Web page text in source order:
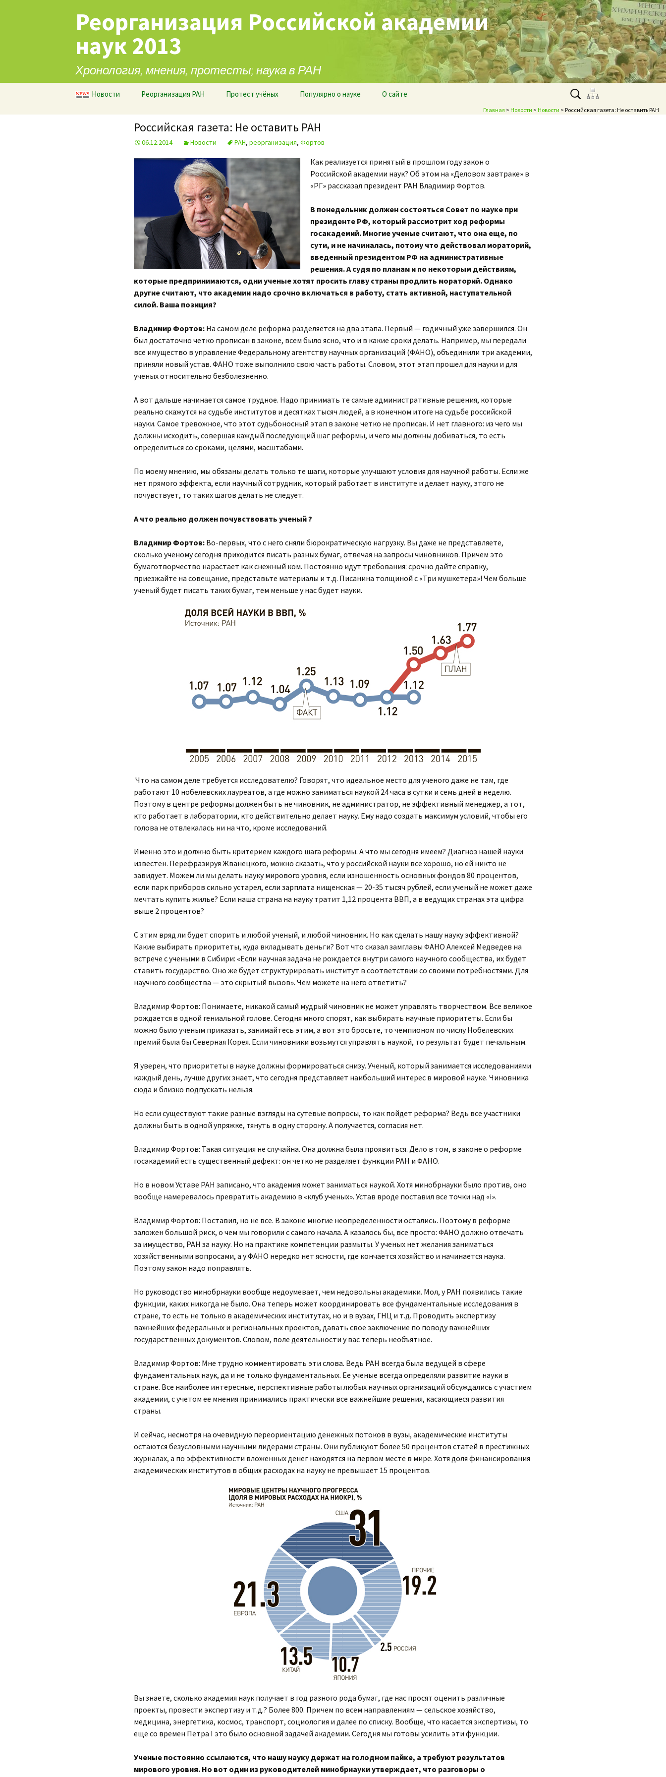
Реорганизация Российской академии
наук 2013
Хронология, мнения, протесты; наука в РАН
Перейти к содержимому
Новости Реорганизация РАН Протест учёных Популярно о науке О сайте Найти:
Главная > Новости > Новости > Российская газета: Не оставить РАН
Российская газета: Не оставить РАН
06.12.2014 Новости РАН, реорганизация, Фортов
Как реализуется принятый в прошлом году закон о
Российской академии наук? Об этом на «Деловом завтраке» в
«РГ» рассказал президент РАН Владимир Фортов.
В понедельник должен состояться Совет по науке при
президенте РФ, который рассмотрит ход реформы
госакадемий. Многие ученые считают, что она еще, по
сути, и не начиналась, потому что действовал мораторий,
введенный президентом РФ на административные
решения. А судя по планам и по некоторым действиям,
которые предпринимаются, одни ученые хотят просить главу страны продлить мораторий. Однако
другие считают, что академии надо срочно включаться в работу, стать активной, наступательной
силой. Ваша позиция?
Владимир Фортов: На самом деле реформа разделяется на два этапа. Первый — годичный уже завершился. Он
был достаточно четко прописан в законе, всем было ясно, что и в какие сроки делать. Например, мы передали
все имущество в управление Федеральному агентству научных организаций (ФАНО), объединили три академии,
приняли новый устав. ФАНО тоже выполнило свою часть работы. Словом, этот этап прошел для науки и для
ученых относительно безболезненно.
А вот дальше начинается самое трудное. Надо принимать те самые административные решения, которые
реально скажутся на судьбе институтов и десятках тысяч людей, а в конечном итоге на судьбе российской
науки. Самое тревожное, что этот судьбоносный этап в законе четко не прописан. И нет главного: из чего мы
должны исходить, совершая каждый последующий шаг реформы, и чего мы должны добиваться, то есть
определиться со сроками, целями, масштабами.
По моему мнению, мы обязаны делать только те шаги, которые улучшают условия для научной работы. Если же
нет прямого эффекта, если научный сотрудник, который работает в институте и делает науку, этого не
почувствует, то таких шагов делать не следует.
А что реально должен почувствовать ученый ?
Владимир Фортов: Во-первых, что с него сняли бюрократическую нагрузку. Вы даже не представляете,
сколько ученому сегодня приходится писать разных бумаг, отвечая на запросы чиновников. Причем это
бумаготворчество нарастает как снежный ком. Постоянно идут требования: срочно дайте справку,
приезжайте на совещание, представьте материалы и т.д. Писанина толщиной с «Три мушкетера»! Чем больше
ученый будет писать таких бумаг, тем меньше у нас будет науки.
Что на самом деле требуется исследователю? Говорят, что идеальное место для ученого даже не там, где
работают 10 нобелевских лауреатов, а где можно заниматься наукой 24 часа в сутки и семь дней в неделю.
Поэтому в центре реформы должен быть не чиновник, не администратор, не эффективный менеджер, а тот,
кто работает в лаборатории, кто действительно делает науку. Ему надо создать максимум условий, чтобы его
голова не отвлекалась ни на что, кроме исследований.
Именно это и должно быть критерием каждого шага реформы. А что мы сегодня имеем? Диагноз нашей науки
известен. Перефразируя Жванецкого, можно сказать, что у российской науки все хорошо, но ей никто не
завидует. Можем ли мы делать науку мирового уровня, если изношенность основных фондов 80 процентов,
если парк приборов сильно устарел, если зарплата нищенская — 20-35 тысяч рублей, если ученый не может даже
мечтать купить жилье? Если наша страна на науку тратит 1,12 процента ВВП, а в ведущих странах эта цифра
выше 2 процентов?
С этим вряд ли будет спорить и любой ученый, и любой чиновник. Но как сделать нашу науку эффективной?
Какие выбирать приоритеты, куда вкладывать деньги? Вот что сказал замглавы ФАНО Алексей Медведев на
встрече с учеными в Сибири: «Если научная задача не рождается внутри самого научного сообщества, их будет
ставить государство. Оно же будет структурировать институт в соответствии со своими потребностями. Для
научного сообщества — это скрытый вызов». Чем можете на него ответить?
Владимир Фортов: Понимаете, никакой самый мудрый чиновник не может управлять творчеством. Все великое
рождается в одной гениальной голове. Сегодня много спорят, как выбирать научные приоритеты. Если бы
можно было ученым приказать, занимайтесь этим, а вот это бросьте, то чемпионом по числу Нобелевских
премий была бы Северная Корея. Если чиновники возьмутся управлять наукой, то результат будет печальным.
Я уверен, что приоритеты в науке должны формироваться снизу. Ученый, который занимается исследованиями
каждый день, лучше других знает, что сегодня представляет наибольший интерес в мировой науке. Чиновника
сюда и близко подпускать нельзя.
Но если существуют такие разные взгляды на сутевые вопросы, то как пойдет реформа? Ведь все участники
должны быть в одной упряжке, тянуть в одну сторону. А получается, согласия нет.
Владимир Фортов: Такая ситуация не случайна. Она должна была проявиться. Дело в том, в законе о реформе
госакадемий есть существенный дефект: он четко не разделяет функции РАН и ФАНО.
Но в новом Уставе РАН записано, что академия может заниматься наукой. Хотя минобрнауки было против, оно
вообще намеревалось превратить академию в «клуб ученых». Устав вроде поставил все точки над «i».
Владимир Фортов: Поставил, но не все. В законе многие неопределенности остались. Поэтому в реформе
заложен большой риск, о чем мы говорили с самого начала. А казалось бы, все просто: ФАНО должно отвечать
за имущество, РАН за науку. Но на практике компетенции размыты. У ученых нет желания заниматься
хозяйственными вопросами, а у ФАНО нередко нет ясности, где кончается хозяйство и начинается наука.
Поэтому закон надо поправлять.
Но руководство минобрнауки вообще недоумевает, чем недовольны академики. Мол, у РАН появились такие
функции, каких никогда не было. Она теперь может координировать все фундаментальные исследования в
стране, то есть не только в академических институтах, но и в вузах, ГНЦ и т.д. Проводить экспертизу
важнейших федеральных и региональных проектов, давать свое заключение по поводу важнейших
государственных документов. Словом, поле деятельности у вас теперь необъятное.
Владимир Фортов: Мне трудно комментировать эти слова. Ведь РАН всегда была ведущей в сфере
фундаментальных наук, да и не только фундаментальных. Ее ученые всегда определяли развитие науки в
стране. Все наиболее интересные, перспективные работы любых научных организаций обсуждались с участием
академии, с учетом ее мнения принимались практически все важнейшие решения, касающиеся развития
страны.
И сейчас, несмотря на очевидную переориентацию денежных потоков в вузы, академические институты
остаются безусловными научными лидерами страны. Они публикуют более 50 процентов статей в престижных
журналах, а по эффективности вложенных денег находятся на первом месте в мире. Хотя доля финансирования
академических институтов в общих расходах на науку не превышает 15 процентов.
Вы знаете, сколько академия наук получает в год разного рода бумаг, где нас просят оценить различные
проекты, провести экспертизу и т.д.? Более 800. Причем по всем направлениям — сельское хозяйство,
медицина, энергетика, космос, транспорт, социология и далее по списку. Вообще, что касается экспертизы, то
еще со времен Петра I это было основной задачей академии. Сегодня мы готовы усилить эти функции.
Ученые постоянно ссылаются, что нашу науку держат на голодном пайке, а требуют результатов
мирового уровня. Но вот один из руководителей минобрнауки утверждает, что разговоры о